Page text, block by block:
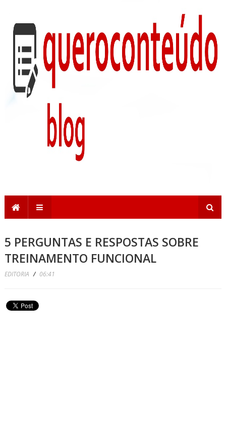
5 PERGUNTAS E RESPOSTAS SOBRE
TREINAMENTO FUNCIONAL
EDITORIA / 06:41